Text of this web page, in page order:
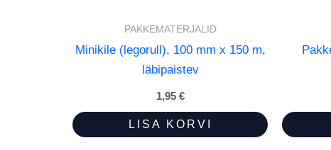
PAKKEMATERJALID
Minikile (legorull), 100 mm x 150 m,
läbipaistev
1,95 €
LISA KORVI